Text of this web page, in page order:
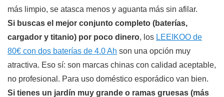
más limpio, se atasca menos y aguanta más sin afilar.
Si buscas el mejor conjunto completo (baterías,
cargador y titanio) por poco dinero, los LEEIKOO de
80€ con dos baterías de 4.0 Ah son una opción muy
atractiva. Eso sí: son marcas chinas con calidad aceptable,
no profesional. Para uso doméstico esporádico van bien.
Si tienes un jardín muy grande o ramas gruesas (más